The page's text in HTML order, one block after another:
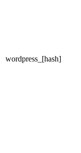
wordpress_[hash]